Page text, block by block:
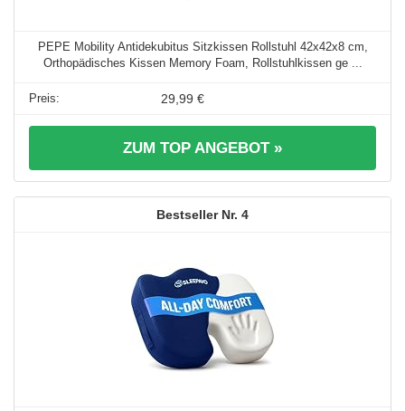
PEPE Mobility Antidekubitus Sitzkissen Rollstuhl 42x42x8 cm,
Orthopädisches Kissen Memory Foam, Rollstuhlkissen ge ...
29,99 €
ZUM TOP ANGEBOT »
4